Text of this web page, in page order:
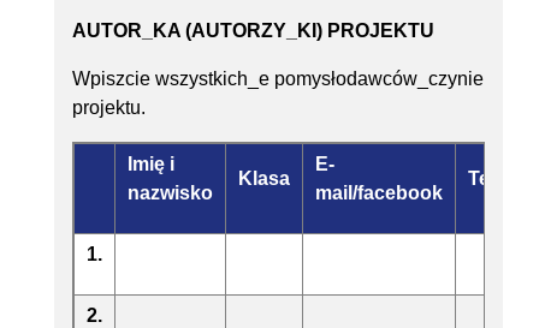
AUTOR_KA (AUTORZY_KI) PROJEKTU
Wpiszcie wszystkich_e pomysłodawców_czynie
projektu.
Imię i
nazwisko
Klasa
E-
mail/facebook
Telefon
1.
2.